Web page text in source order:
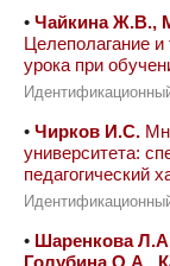
• Чайкина Ж.В.,
Целеполагание
урока при
• Чирков И.С.
университета:
педагогический
• Шаренкова
Голубина О.А.,